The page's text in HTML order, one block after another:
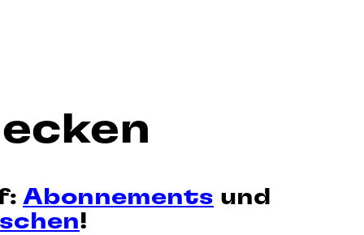
Abonnements und
!